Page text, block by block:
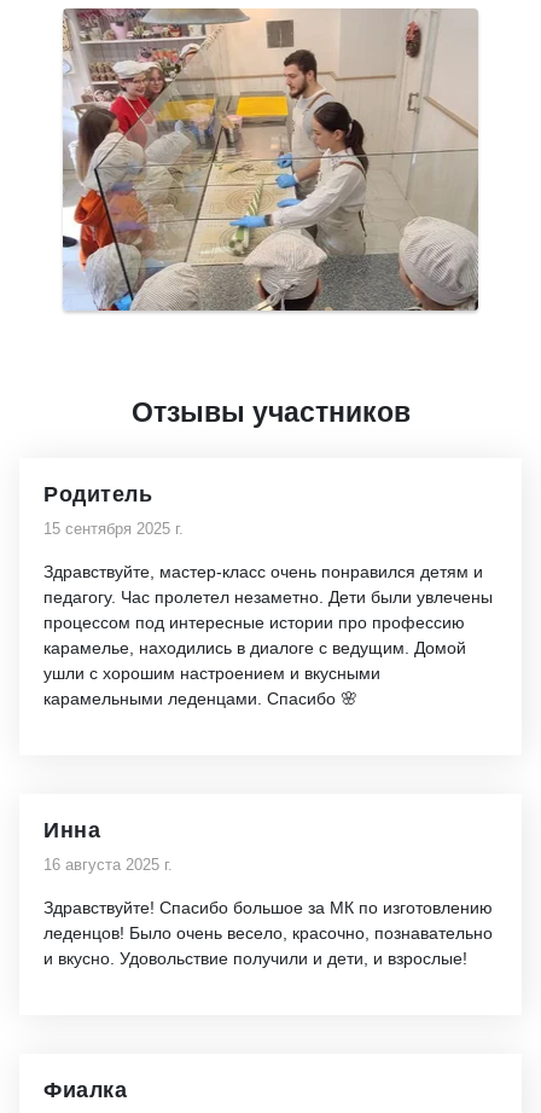
Отзывы участников
Родитель
15 сентября 2025 г.
Здравствуйте, мастер-класс очень понравился детям и
педагогу. Час пролетел незаметно. Дети были увлечены
процессом под интересные истории про профессию
карамелье, находились в диалоге с ведущим. Домой
ушли с хорошим настроением и вкусными
карамельными леденцами. Спасибо 🌸
Инна
16 августа 2025 г.
Здравствуйте! Спасибо большое за МК по изготовлению
леденцов! Было очень весело, красочно, познавательно
и вкусно. Удовольствие получили и дети, и взрослые!
Фиалка